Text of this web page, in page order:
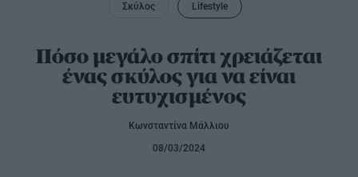
Εκπαίδευση
Lifestyle
Υγεία
Διατροφή
Άλλα κατοικίδια
Lifestyle
Σκύλος
Πόσο μεγάλο σπίτι χρειάζεται
ένας σκύλος για να είναι
ευτυχισμένος
Κωνσταντίνα Μάλλιου
08/03/2024